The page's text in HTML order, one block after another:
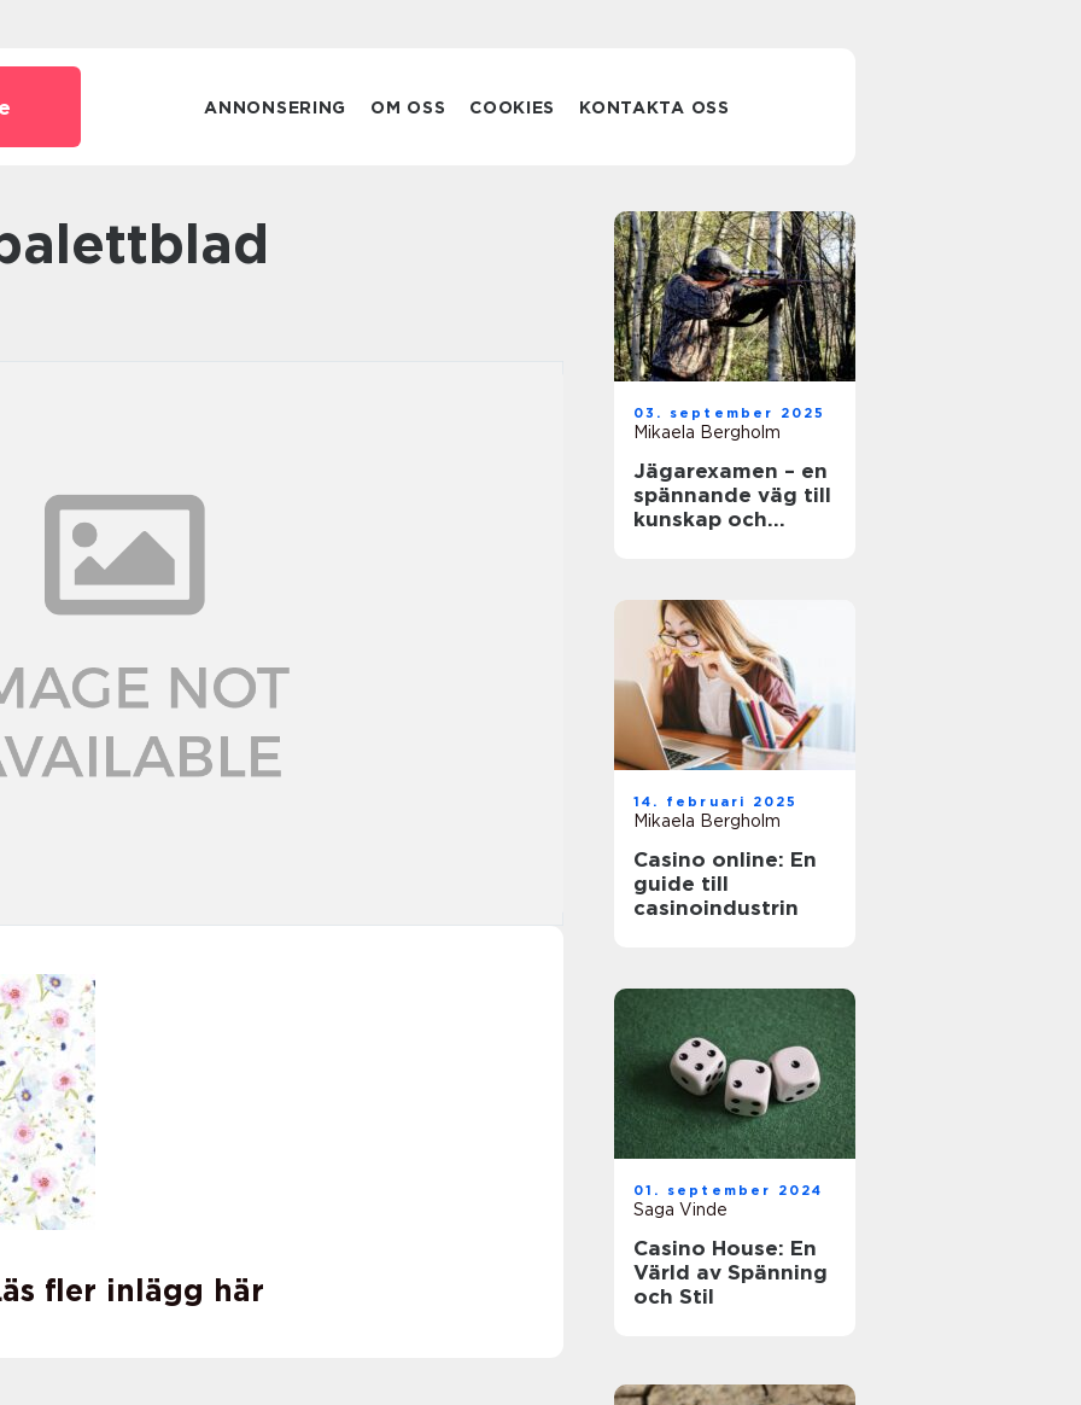
ANNONSERING OM OSS COOKIES KONTAKTA OSS
fler inlägg här
03. september 2025
Mikaela Bergholm
Jägarexamen – en
spännande väg till
kunskap och
14. februari 2025
Mikaela Bergholm
Casino online: En
guide till
casinoindustrin
01. september 2024
Saga Vinde
Casino House: En
Värld av Spänning
och Stil